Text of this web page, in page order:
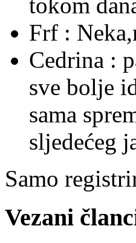
Frf :
Cedrina :
sve bolje
sama
sljedećeg
Samo
Vezani